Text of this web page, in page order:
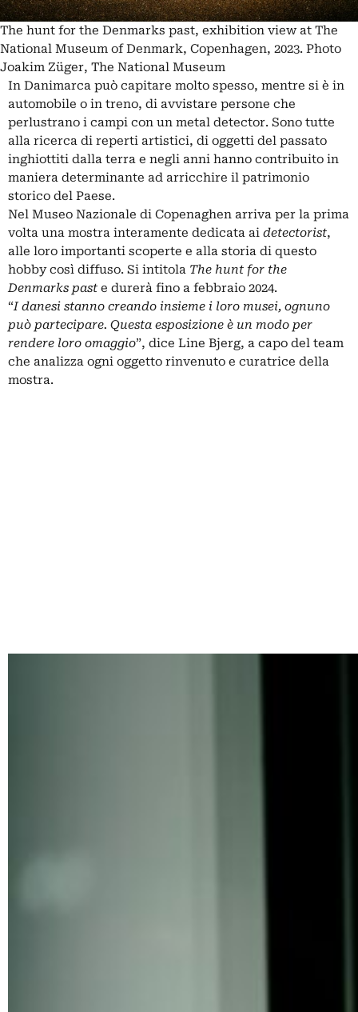
The hunt for the Denmarks past, exhibition view at The
National Museum of Denmark, Copenhagen, 2023. Photo
Joakim Züger, The National Museum
In Danimarca può capitare molto spesso, mentre si è in
automobile o in treno, di avvistare persone che
perlustrano i campi con un metal detector. Sono tutte
alla ricerca di reperti artistici, di oggetti del passato
inghiottiti dalla terra e negli anni hanno contribuito in
maniera determinante ad arricchire il patrimonio
storico del Paese.
Nel Museo Nazionale di Copenaghen arriva per la prima
volta una mostra interamente dedicata ai detectorist,
alle loro importanti scoperte e alla storia di questo
hobby così diffuso. Si intitola The hunt for the
Denmarks past e durerà fino a febbraio 2024.
“I danesi stanno creando insieme i loro musei, ognuno
può partecipare. Questa esposizione è un modo per
rendere loro omaggio”, dice Line Bjerg, a capo del team
che analizza ogni oggetto rinvenuto e curatrice della
mostra.